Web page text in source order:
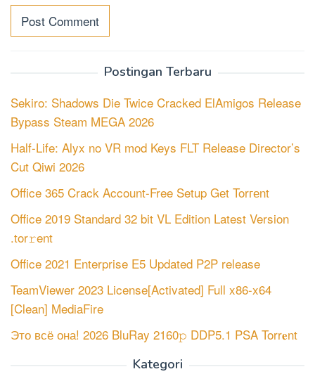
Postingan Terbaru
Sekiro: Shadows Die Twice Cracked ElAmigos Release
Bypass Steam MEGA 2026
Half-Life: Alyx no VR mod Keys FLT Release Director’s
Cut Qiwi 2026
Office 365 Crack Account-Free Setup Gеt Torгеnt
Office 2019 Standard 32 bit VL Edition Latest Version
.tor𝚛ent
Office 2021 Enterprise E5 Updated P2P release
TeamViewer 2023 License[Activated] Full x86-x64
[Clean] MediaFire
Это всё она! 2026 BluRay 2160𝚙 DDP5.1 PSA Torr𝐞nt
Kategori